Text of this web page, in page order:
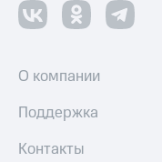
О компании
Поддержка
Контакты